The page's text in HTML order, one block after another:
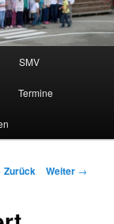
SMV
Termine
Zurück Weiter →